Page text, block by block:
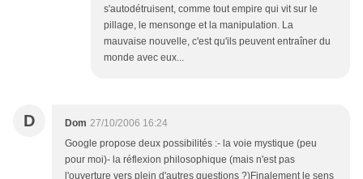
s'autodétruisent, comme tout empire qui vit sur le
pillage, le mensonge et la manipulation. La
mauvaise nouvelle, c'est qu'ils peuvent entraîner du
monde avec eux...
D Dom 27/10/2006 16:24
Google propose deux possibilités :- la voie mystique (peu
pour moi)- la réflexion philosophique (mais n'est pas
l'ouverture vers plein d'autres questions ?)Finalement le sens